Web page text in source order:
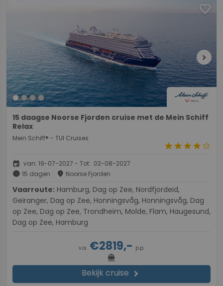
favorite
chevron_right
15 daagse Noorse Fjorden cruise met de Mein Schiff
Relax
Mein Schiff® - TUI Cruises
starstarstarstarstar_border
event van: 19-07-2027 - Tot: 02-08-2027
schedule 15 dagen place Noorse Fjorden
Vaarroute:
Geiranger, Dag op Zee, Honningsvåg, Honningsvåg, Dag
op Zee, Dag op Zee, Trondheim, Molde, Flam, Haugesund,
Dag op Zee, Hamburg
v.a. €2819,- p.p.
directions_boat
Bekijk cruise chevron_right